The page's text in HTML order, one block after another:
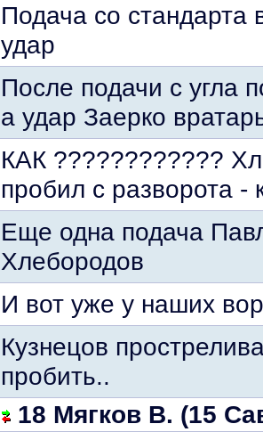
Подача со
удар
После подачи с угла
а удар Заерко
КАК ????????????
пробил с разворота -
Еще одна подача
Хлебородов
И вот уже у наших
Кузнецов
пробить..
18 Мягков В. (15